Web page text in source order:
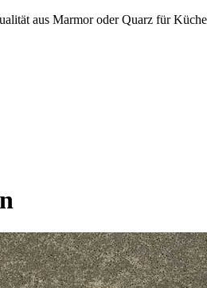
aus Marmor oder Quarz für